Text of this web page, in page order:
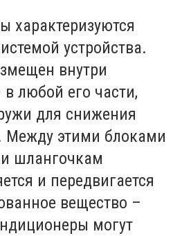
характеризуются
устройства.
внутри
любой его части,
для снижения
Между этими блоками
шлангочкам
и передвигается
вещество –
могут